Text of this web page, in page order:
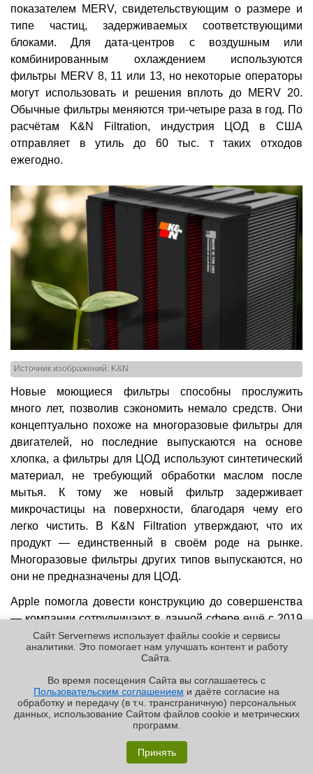
✖
показателем MERV, свидетельствующим о размере и
типе частиц, задерживаемых соответствующими
блоками. Для дата-центров с воздушным или
комбинированным охлаждением используются
фильтры MERV 8, 11 или 13, но некоторые операторы
могут использовать и решения вплоть до MERV 20.
Обычные фильтры меняются три-четыре раза в год. По
расчётам K&N Filtration, индустрия ЦОД в США
отправляет в утиль до 60 тыс. т таких отходов
ежегодно.
Источник изображений: K&N
Новые моющиеся фильтры способны прослужить
много лет, позволив сэкономить немало средств. Они
концептуально похоже на многоразовые фильтры для
двигателей, но последние выпускаются на основе
хлопка, а фильтры для ЦОД используют синтетический
материал, не требующий обработки маслом после
мытья. К тому же новый фильтр задерживает
микрочастицы на поверхности, благодаря чему его
легко чистить. В K&N Filtration утверждают, что их
продукт — единственный в своём роде на рынке.
Многоразовые фильтры других типов выпускаются, но
они не предназначены для ЦОД.
Apple помогла довести конструкцию до совершенства
— компании сотрудничают в данной сфере ещё с 2019
года. Всего было испытано более 20 вариантов
прежде, чем Apple приняла окончательную версию. По
неоднократно пробовали использовать в ЦОД, но
только совместная разработка с участием Apple нашла
реальное применение на рынке. Теперь новинки
продаются другим операторам. Доступны версии
Сайт Servernews использует файлы cookie и сервисы
аналитики. Это помогает нам улучшать контент и работу
Cайта.
Во время посещения Cайта вы соглашаетесь с
Пользовательским соглашением и даёте согласие на
обработку и передачу (в т.ч. трансграничную) персональных
данных, использование Cайтом файлов cookie и метрических
программ.
Принять